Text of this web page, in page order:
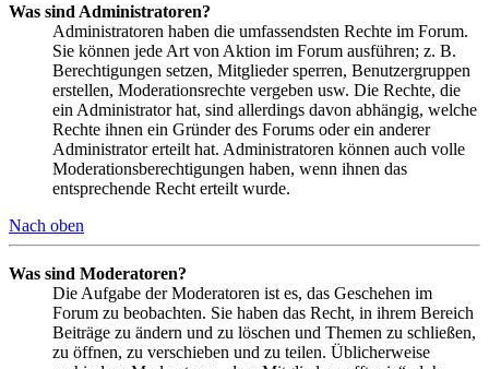
Was sind Administratoren?
Administratoren haben die umfassendsten Rechte im Forum.
Sie können jede Art von Aktion im Forum ausführen; z. B.
Berechtigungen setzen, Mitglieder sperren, Benutzergruppen
erstellen, Moderationsrechte vergeben usw. Die Rechte, die
ein Administrator hat, sind allerdings davon abhängig, welche
Rechte ihnen ein Gründer des Forums oder ein anderer
Administrator erteilt hat. Administratoren können auch volle
Moderationsberechtigungen haben, wenn ihnen das
entsprechende Recht erteilt wurde.
Nach oben
Was sind Moderatoren?
Die Aufgabe der Moderatoren ist es, das Geschehen im
Forum zu beobachten. Sie haben das Recht, in ihrem Bereich
Beiträge zu ändern und zu löschen und Themen zu schließen,
zu öffnen, zu verschieben und zu teilen. Üblicherweise